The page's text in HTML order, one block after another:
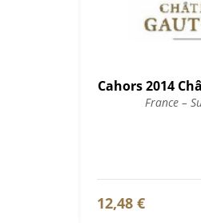
Cahors 2014
France –
12,48 €